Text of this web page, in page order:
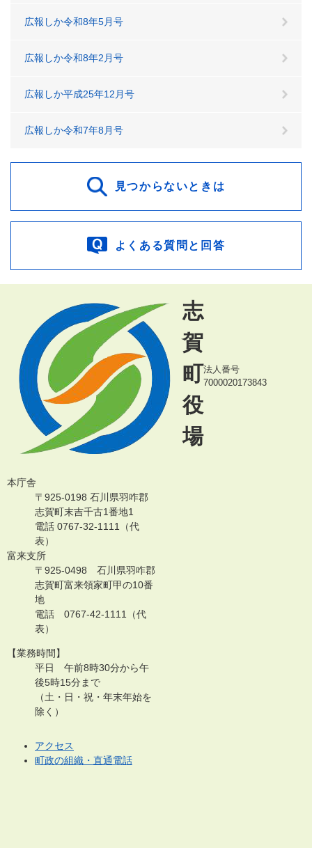
広報しか令和8年5月号
広報しか令和8年2月号
広報しか平成25年12月号
広報しか令和7年8月号
見つからないときは
よくある質問と回答
志
賀
町
役
場
法人番号
7000020173843
本庁舎
〒925-0198 石川県羽咋郡
志賀町末吉千古1番地1
電話 0767-32-1111（代
表）
富来支所
〒925-0498 石川県羽咋郡
志賀町富来領家町甲の10番
地
電話 0767-42-1111（代
表）
【業務時間】
平日 午前8時30分から午
後5時15分まで
（土・日・祝・年末年始を
除く）
アクセス
町政の組織・直通電話